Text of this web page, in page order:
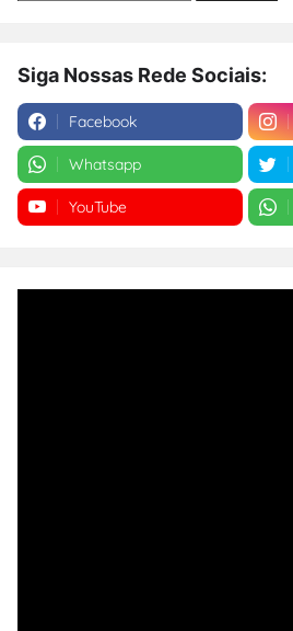
Siga Nossas Rede Sociais:
Facebook
Whatsapp
YouTube